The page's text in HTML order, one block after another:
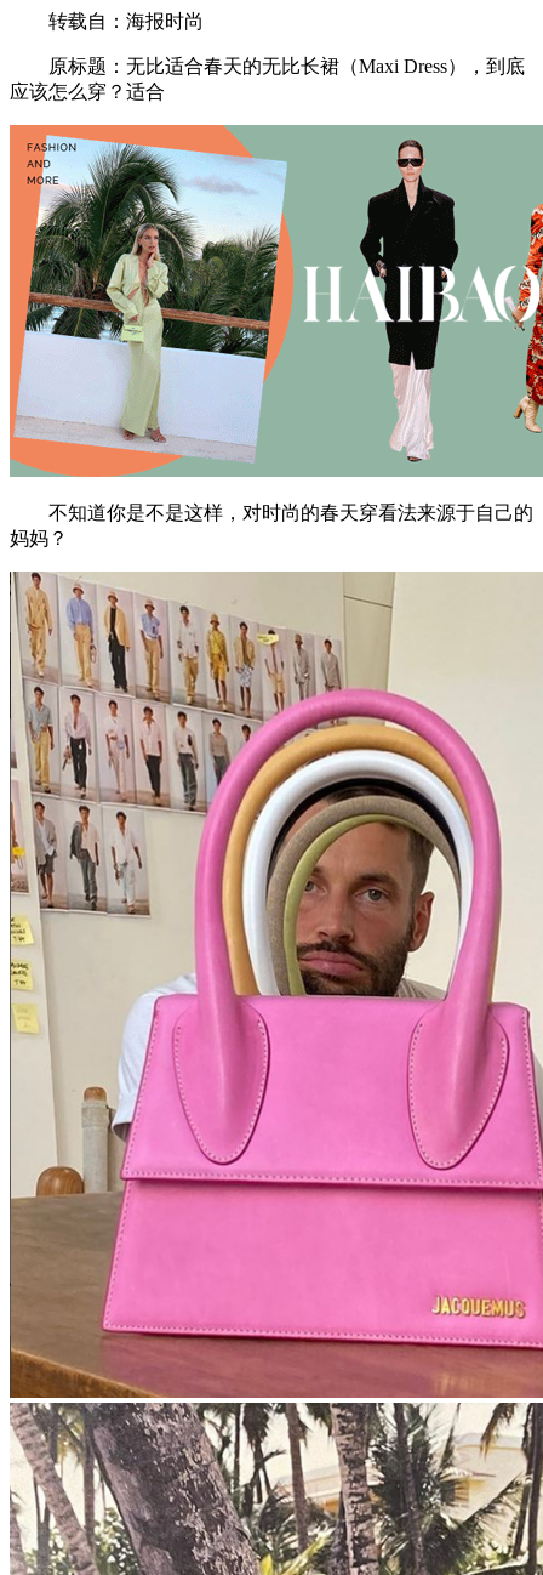
转载自：海报时尚
原标题：无比适合春天的无比长裙（Maxi Dress），到底
应该怎么穿？适合
不知道你是不是这样，对时尚的春天穿看法来源于自己的
妈妈？